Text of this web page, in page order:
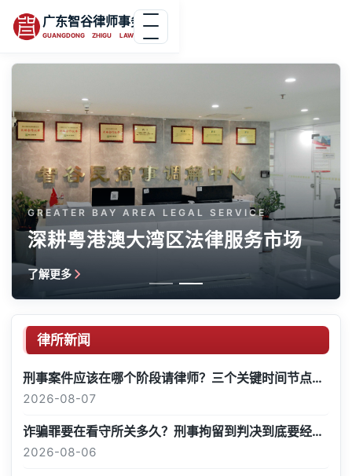
广东智谷律师事务所
GUANGDONG ZHIGU LAW FIRM
GREATER BAY AREA LEGAL SERVICE
深耕粤港澳大湾区法律服务市场
了解更多
律所新闻
刑事案件应该在哪个阶段请律师？三个关键时间节点解析
2026-08-07
诈骗罪要在看守所关多久？刑事拘留到判决到底要经历哪些阶段
2026-08-06